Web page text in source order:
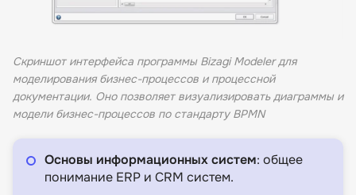
Скриншот интерфейса программы Bizagi Modeler для
моделирования бизнес-процессов и процессной
документации. Оно позволяет визуализировать диаграммы и
модели бизнес-процессов по стандарту BPMN
Основы информационных систем: общее
понимание ERP и CRM систем.